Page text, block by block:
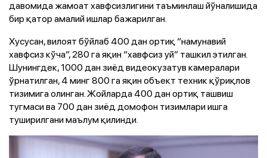
давомида жамоат хавфсизлигини таъминлаш йўналишида
бир қатор амалий ишлар бажарилган.
Хусусан, вилоят бўйлаб 400 дан ортиқ “намунавий
хавфсиз кўча”, 280 га яқин “хавфсиз уй” ташкил этилган.
Шунингдек, 1000 дан зиёд видеокузатув камералари
ўрнатилган, 4 минг 800 га яқин объект техник қўриқлов
тизимига олинган. Жойларда 400 дан ортиқ ташвиш
тугмаси ва 700 дан зиёд домофон тизимлари ишга
туширилгани маълум қилинди.